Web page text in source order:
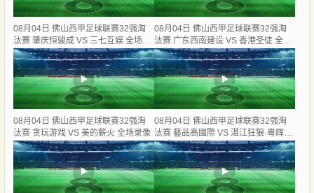
08月04日 佛山西甲足球联赛32强淘
汰赛 肇庆恒骏成 VS 三七互娱 全场录
像
08月04日 佛山西甲足球联赛32强淘
汰赛 广东西南建设 VS 香港圣徒 全场
录像
08月04日 佛山西甲足球联赛32强淘
汰赛 贪玩游戏 VS 美的薪火 全场录像
08月04日 佛山西甲足球联赛32强淘
汰赛 藝品高國際 VS 湛江狂狼·粵辉能
源 全场录像